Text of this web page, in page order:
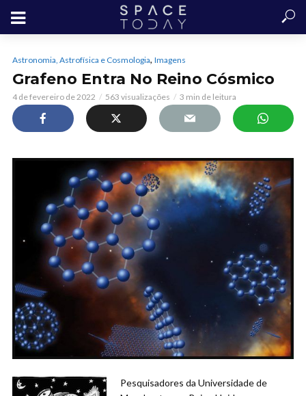
Astronomia, Astrofísica e Cosmologia, Imagens
Grafeno Entra No Reino Cósmico
4 de fevereiro de 2022 563 visualizações 3 min de leitura
Pesquisadores da Universidade de